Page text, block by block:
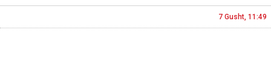
7 Gusht, 11:49